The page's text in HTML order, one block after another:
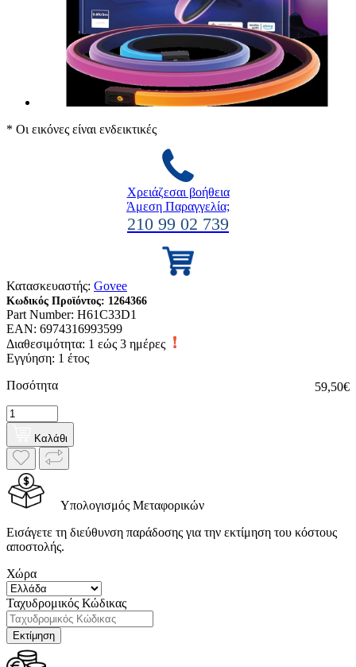
* Οι εικόνες είναι ενδεικτικές
Χρειάζεσαι βοήθεια
Άμεση Παραγγελία;
210 99 02 739
Κατασκευαστής: Govee
Κωδικός Προϊόντος: 1264366
Part Number: H61C33D1
EAN: 6974316993599
Διαθεσιμότητα: 1 εώς 3 ημέρες
Εγγύηση: 1 έτος
59,50€
Ποσότητα
Καλάθι
Υπολογισμός Μεταφορικών
Εισάγετε τη διεύθυνση παράδοσης για την εκτίμηση του κόστους
αποστολής.
Χώρα
Ταχυδρομικός Κώδικας